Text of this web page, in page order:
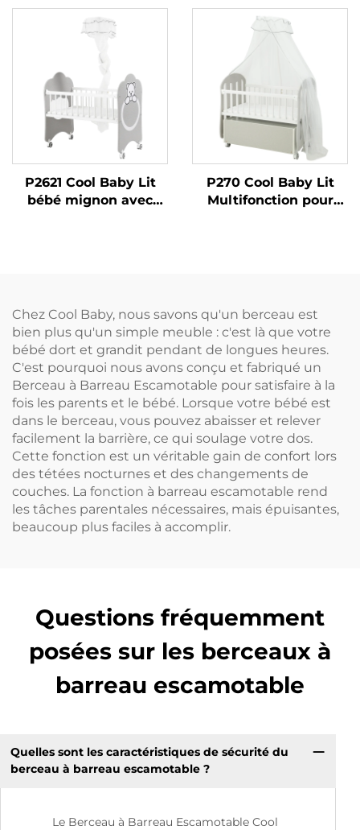
Pliable Portable pour
Bébé
Tout-petits
P2621 Cool Baby Lit
bébé mignon avec
P270 Cool Baby Lit
Multifonction pour
Chez Cool Baby, nous savons qu'un berceau est
bien plus qu'un simple meuble : c'est là que votre
bébé dort et grandit pendant de longues heures.
C'est pourquoi nous avons conçu et fabriqué un
Berceau à Barreau Escamotable pour satisfaire à la
fois les parents et le bébé. Lorsque votre bébé est
dans le berceau, vous pouvez abaisser et relever
facilement la barrière, ce qui soulage votre dos.
Cette fonction est un véritable gain de confort lors
des tétées nocturnes et des changements de
couches. La fonction à barreau escamotable rend
les tâches parentales nécessaires, mais épuisantes,
beaucoup plus faciles à accomplir.
Questions fréquemment
posées sur les berceaux à
barreau escamotable
Quelles sont les caractéristiques de sécurité du
berceau à barreau escamotable ?
Le Berceau à Barreau Escamotable Cool